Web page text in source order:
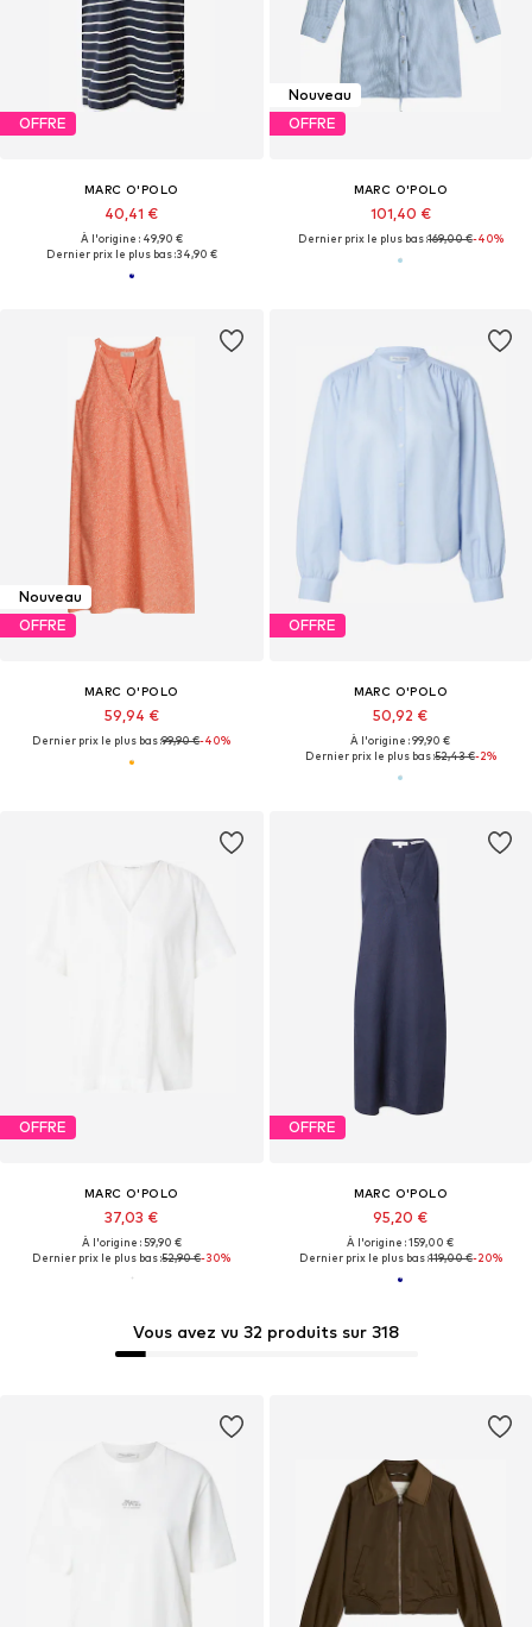
OFFRE
MARC O'POLO
40,41 €
À l'origine : 49,90 €
Dernier prix le plus bas :34,90 €
Nouveau
OFFRE
MARC O'POLO
101,40 €
Dernier prix le plus bas :169,00 €-40%
Vous avez vu 32 produits sur 318
Nouveau
OFFRE
MARC O'POLO
59,94 €
Dernier prix le plus bas :99,90 €-40%
OFFRE
MARC O'POLO
50,92 €
À l'origine : 99,90 €
Dernier prix le plus bas :52,43 €-2%
OFFRE
MARC O'POLO
37,03 €
À l'origine : 59,90 €
Dernier prix le plus bas :52,90 €-30%
OFFRE
MARC O'POLO
95,20 €
À l'origine : 159,00 €
Dernier prix le plus bas :119,00 €-20%